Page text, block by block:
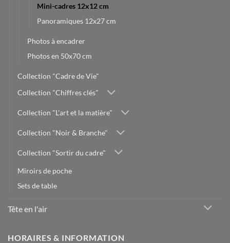
Mini-cadres 12x12 cm
Panoramiques 12x27 cm
Photos à encadrer
Photos en 50x70 cm
Collection "Cadre de Vie"
Collection "Chiffres clés"
Collection "L'art et la matière"
Collection "Noir & Branche"
Collection "Sortir du cadre"
Miroirs de poche
Sets de table
Tête en l'air
HORAIRES & INFORMATION